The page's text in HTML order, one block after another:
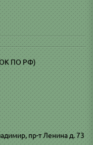
ПО РФ)
пр-т Ленина д. 73